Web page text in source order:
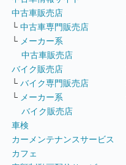
中古車販売店
└ 中古車専門販売店
└ メーカー系
中古車販売店
バイク販売店
└ バイク専門販売店
└ メーカー系
バイク販売店
車検
カーメンテナンスサービス
カフェ